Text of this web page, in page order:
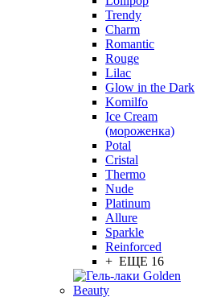
Trendy
Charm
Romantic
Rouge
Lilac
Glow in the Dark
Komilfo
Ice Cream
(мороженка)
Potal
Cristal
Thermo
Nude
Platinum
Allure
Sparkle
Reinforced
+ ЕЩЕ 16